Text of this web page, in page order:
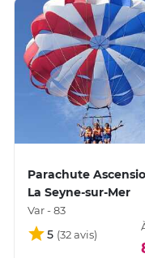
Parachute
La Seyne-sur-Mer
Var - 83
5